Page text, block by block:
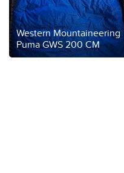
Western Mountaineering
Puma GWS 200 CM